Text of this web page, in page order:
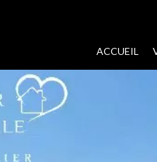
ACCUEIL